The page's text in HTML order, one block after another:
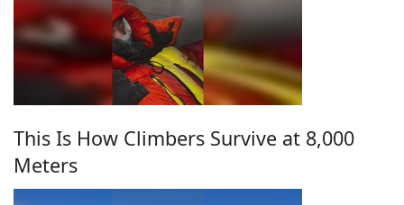
This Is How Climbers Survive at 8,000
Meters